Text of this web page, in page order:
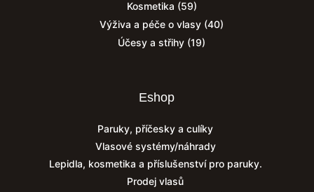
Kosmetika (59)
Výživa a péče o vlasy (40)
Účesy a střihy (19)
Eshop
Paruky, příčesky a culíky
Vlasové systémy/náhrady
Lepidla, kosmetika a příslušenství pro paruky.
Prodej vlasů